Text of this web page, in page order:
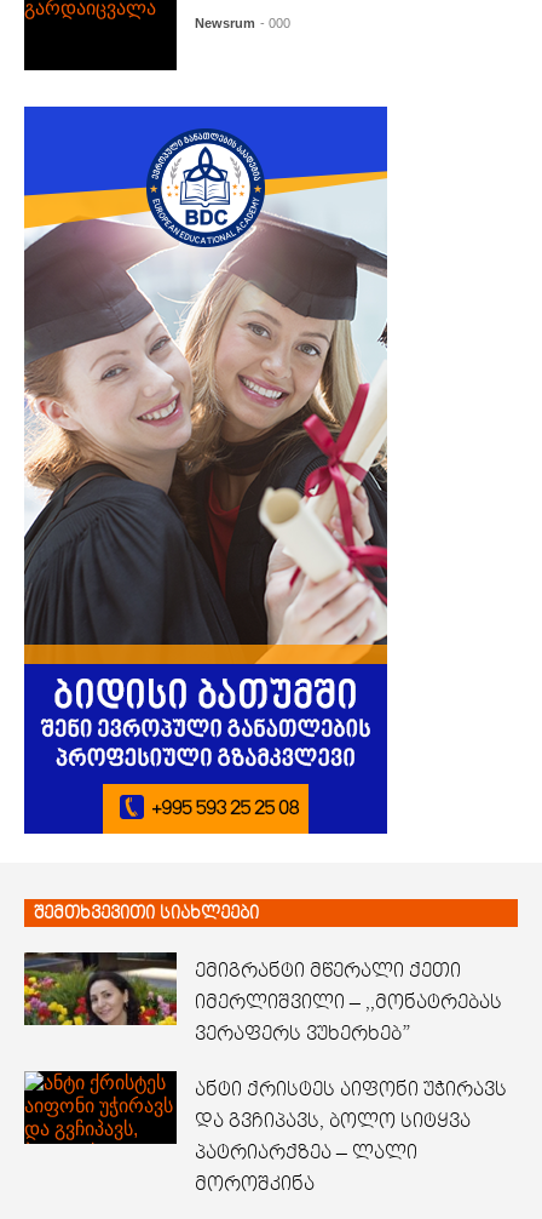
Newsrum - 000
შემთხვევითი სიახლეები
ემიგრანტი მწერალი ქეთი
იმერლიშვილი – ,,მონატრებას
ვერაფერს ვუხერხებ”
ანტი ქრისტეს აიფონი უჭირავს
და გვჩიპავს, ბოლო სიტყვა
პატრიარქზეა – ლალი
მოროშკინა